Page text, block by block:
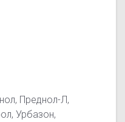
Преднол-Л,
Урбазон,